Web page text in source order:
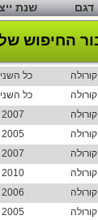
דגם שנת
החיפוש
קורולה כל
קורולה כל
קורולה 2007
קורולה 2005
קורולה 2007
קורולה 2010
קורולה 2006
קורולה 2005